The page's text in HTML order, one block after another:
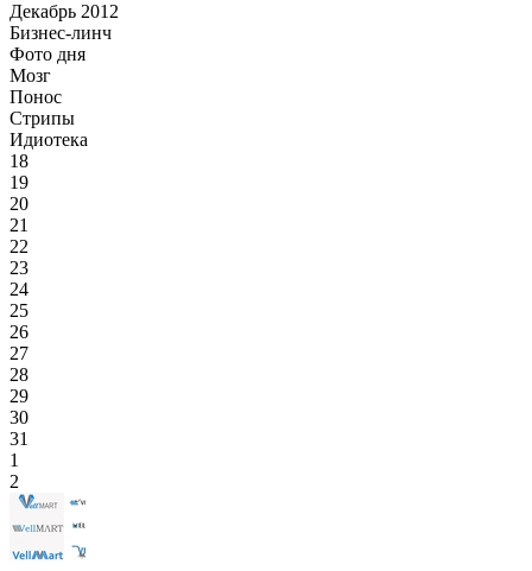
Декабрь 2012
Бизнес-линч
Фото дня
Мозг
Понос
Стрипы
Идиотека
18
19
20
21
22
23
24
25
26
27
28
29
30
31
1
2